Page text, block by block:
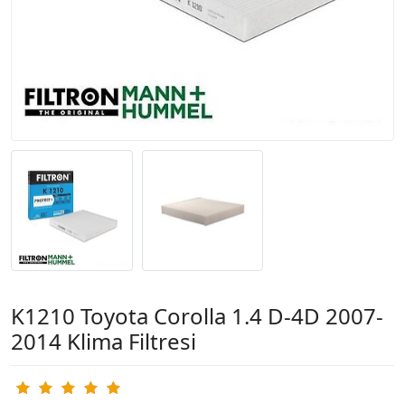
K1210 Toyota Corolla 1.4 D-4D 2007-
2014 Klima Filtresi